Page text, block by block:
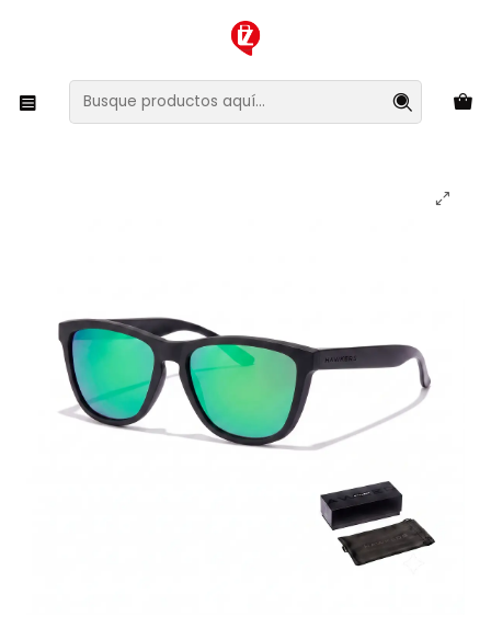
XMAS SALE ¡Compra antes de que la oferta termine!
Lentes y Accesorios Lentes de Sol
Lentes de Sol Polarizado Hawkers One Raw HONR21BFTP
- Talla 54mm